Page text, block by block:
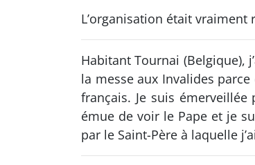
L’organisation était vraiment
Habitant Tournai (Belgique),
la messe aux Invalides
français. Je suis
émue de voir le Pape et je
par le Saint-Père à laquelle